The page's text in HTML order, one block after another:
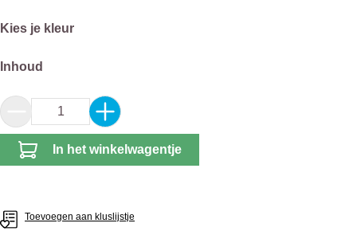
Selecteer
Kies je kleur
Selecteer
Inhoud
Producthoeveelheid: Voer de gewenste
In het winkelwagentje
Toevoegen aan kluslijstje